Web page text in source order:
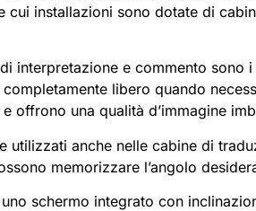
cui installazioni sono dotate di
interpretazione e commento sono
libero quando
offrono una qualità d’immagine
utilizzati anche nelle cabine di
memorizzare l’angolo
schermo integrato con